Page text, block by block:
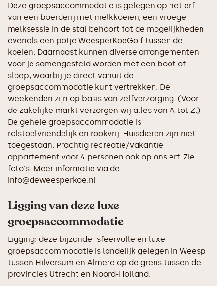
Deze groepsaccommodatie is gelegen op het erf
van een boerderij met melkkoeien, een vroege
melksessie in de stal behoort tot de mogelijkheden
evenals een potje WeesperKoeGolf tussen de
koeien. Daarnaast kunnen diverse arrangementen
voor je samengesteld worden met een boot of
sloep, waarbij je direct vanuit de
groepsaccommodatie kunt vertrekken. De
weekenden zijn op basis van zelfverzorging. (Voor
de zakelijke markt verzorgen wij alles van A tot Z.)
De gehele groepsaccommodatie is
rolstoelvriendelijk en rookvrij. Huisdieren zijn niet
toegestaan. Prachtig recreatie/vakantie
appartement voor 4 personen ook op ons erf. Zie
foto's. Meer informatie via de
info@deweesperkoe.nl
Ligging van deze luxe
groepsaccommodatie
Ligging: deze bijzonder sfeervolle en luxe
groepsaccommodatie is landelijk gelegen in Weesp
tussen Hilversum en Almere op de grens tussen de
provincies Utrecht en Noord-Holland.